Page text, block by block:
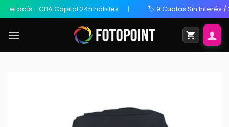
país - CBA Capital 24h hábiles 🏷️ 9 Cuotas Sin Interés /